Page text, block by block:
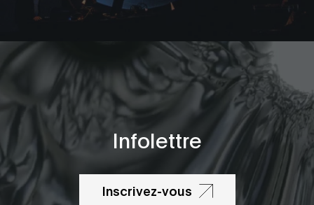
Infolettre
Inscrivez-vous